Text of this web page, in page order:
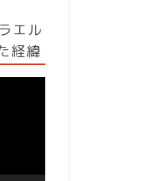
エル
経緯